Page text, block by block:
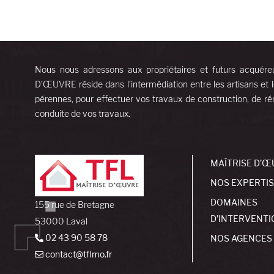
Nous nous adressons aux propriétaires et futurs
D’ŒUVRE réside dans l’intermédiation entre les artisans
pérennes, pour effectuer vos travaux de construction, de
conduite de vos travaux.
155 rue de Bretagne
53000 Laval
02 43 90 58 78
contact@tflmo.fr
MAÎTRISE
NOS
DOMAINES
NOS AGENCES